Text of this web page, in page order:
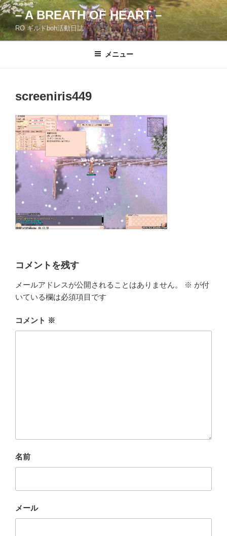
コ
ン
テ
ン
– A BREATH OF HEART –
RO ギルドboh活動日誌
メニュー
screeniris449
コメントを残す
メールアドレスが公開されることはありません。 ※ が付
いている欄は必須項目です
コメント ※
名前
メール